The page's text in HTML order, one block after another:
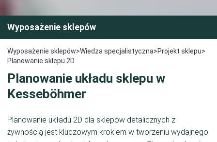
Wyposażenie sklepów
Wyposażenie sklepów>Wiedza specjalistyczna>Projekt sklepu>
Planowanie sklepu 2D
Planowanie układu sklepu w
Kesseböhmer
Planowanie układu 2D dla sklepów detalicznych z
żywnością jest kluczowym krokiem w tworzeniu wydajnego